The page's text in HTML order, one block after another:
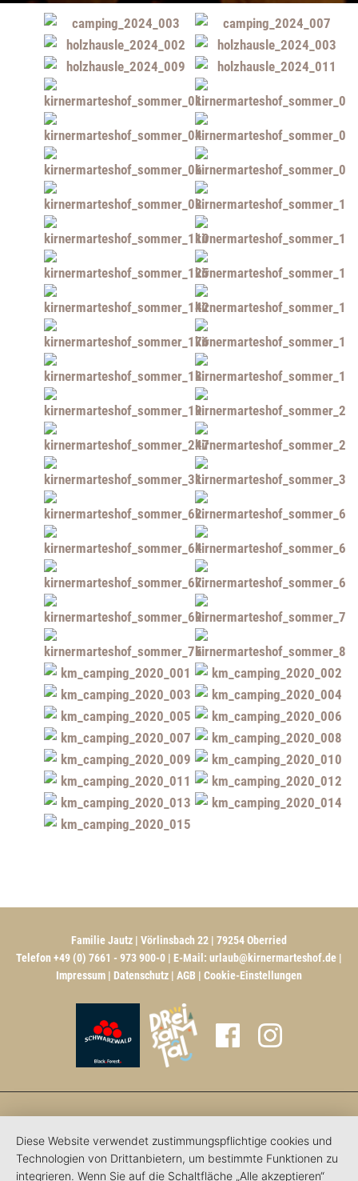
Familie Jautz | Vörlinsbach 22 | 79254 Oberried
Telefon +49 (0) 7661 - 973 900-0 | E-Mail: urlaub@kirnermarteshof.de |
Impressum | Datenschutz | AGB | Cookie-Einstellungen
Diese Website verwendet zustimmungspflichtige cookies und
Technologien von Drittanbietern, um bestimmte Funktionen zu
integrieren. Wenn Sie auf die Schaltfläche „Alle akzeptieren“